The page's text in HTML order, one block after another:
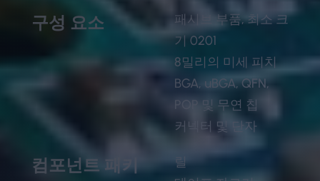
구성 요소
패시브 부품, 최소 크
기 0201
8밀리의 미세 피치
BGA, uBGA, QFN,
POP 및 무연 칩
커넥터 및 단자
컴포넌트 패키
릴